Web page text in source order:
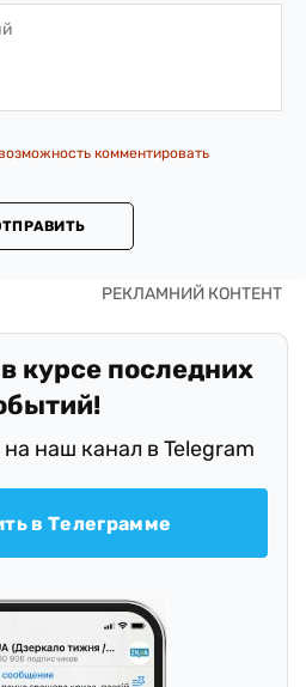
комментировать
курсе последних
наш канал в Telegram
в Телеграмме